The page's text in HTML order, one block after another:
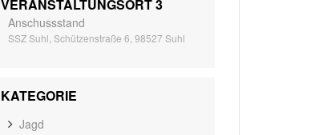
VERANSTALTUNGSORT 3
Anschussstand
SSZ Suhl, Schützenstraße 6, 98527 Suhl
KATEGORIE
Jagd